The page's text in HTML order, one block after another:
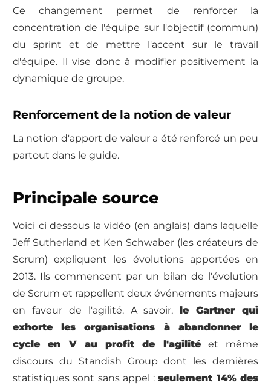
Ce changement permet de renforcer la
concentration de l'équipe sur l'objectif (commun)
du sprint et de mettre l'accent sur le travail
d'équipe. Il vise donc à modifier positivement la
dynamique de groupe.
Renforcement de la notion de valeur
La notion d'apport de valeur a été renforcé un peu
partout dans le guide.
Principale source
Voici ci dessous la vidéo (en anglais) dans laquelle
Jeff Sutherland et Ken Schwaber (les créateurs de
Scrum) expliquent les évolutions apportées en
2013. Ils commencent par un bilan de l'évolution
de Scrum et rappellent deux événements majeurs
en faveur de l'agilité. A savoir,le Gartner qui
exhorte les organisations à abandonner le
cycle en V au profit de l'agilitéet même
discours du Standish Group dont les dernières
statistiques sont sans appel :seulement 14% des